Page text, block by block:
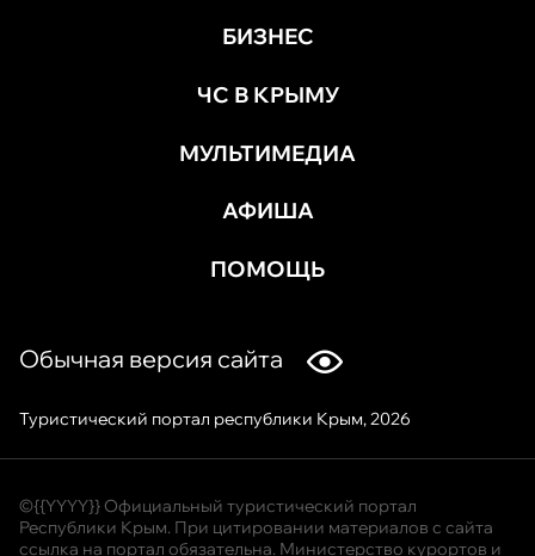
БИЗНЕС
ЧС В КРЫМУ
МУЛЬТИМЕДИА
АФИША
ПОМОЩЬ
Обычная версия сайта
Туристический портал республики Крым, 2026
©{{YYYY}} Официальный туристический портал
Республики Крым. При цитировании материалов с сайта
ссылка на портал обязательна. Министерство курортов и